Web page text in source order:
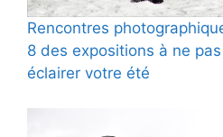
Rencontres
8 des expositions à ne
éclairer votre été